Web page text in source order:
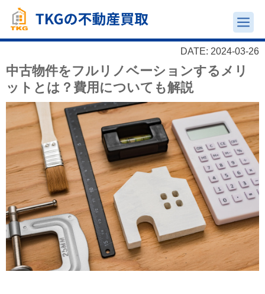
DATE: 2024-03-26
中古物件をフルリノベーションするメリ
ットとは？費用についても解説